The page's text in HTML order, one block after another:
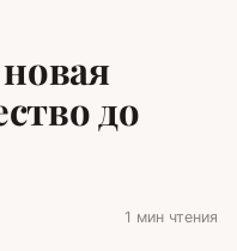
до
1 мин чтения